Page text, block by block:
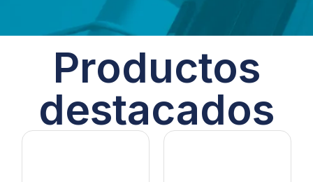
Productos
destacados